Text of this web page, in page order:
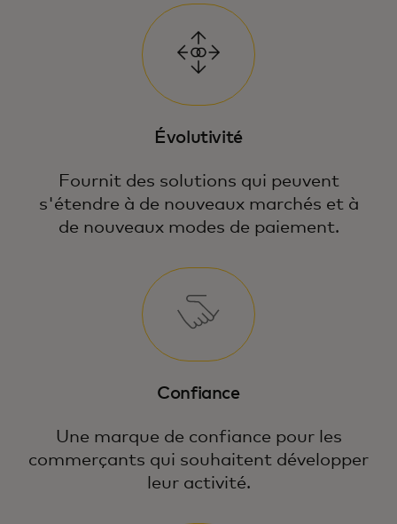
Évolutivité
Fournit des solutions qui peuvent
s'étendre à de nouveaux marchés et à
de nouveaux modes de paiement.
Confiance
Une marque de confiance pour les
commerçants qui souhaitent développer
leur activité.